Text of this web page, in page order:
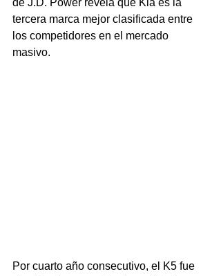
de J.D. Power revela que Kia es la
tercera marca mejor clasificada entre
los competidores en el mercado
masivo.
Por cuarto año consecutivo, el K5 fue